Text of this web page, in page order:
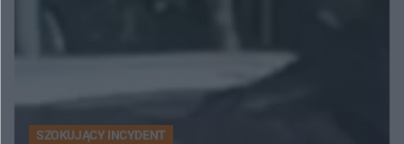
SZOKUJĄCY INCYDENT